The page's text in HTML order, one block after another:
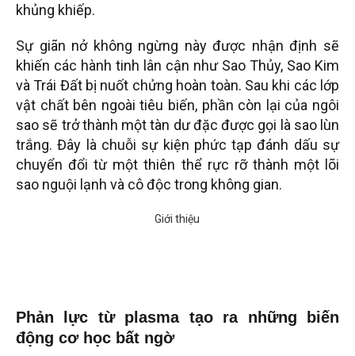
khủng khiếp.
Sự giãn nở không ngừng này được nhận định sẽ
khiến các hành tinh lân cận như Sao Thủy, Sao Kim
và Trái Đất bị nuốt chửng hoàn toàn. Sau khi các lớp
vật chất bên ngoài tiêu biến, phần còn lại của ngôi
sao sẽ trở thành một tàn dư đặc được gọi là sao lùn
trắng. Đây là chuỗi sự kiện phức tạp đánh dấu sự
chuyển đổi từ một thiên thể rực rỡ thành một lõi
sao nguội lạnh và cô độc trong không gian.
Phản lực từ plasma tạo ra những biến
động cơ học bất ngờ